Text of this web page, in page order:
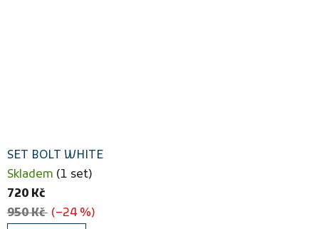
SET BOLT WHITE
Skladem (1 set)
720 Kč
950 Kč (–24 %)